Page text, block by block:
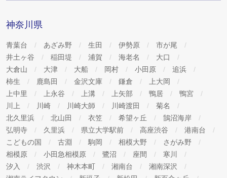
6. 弊社は、ご提出いただいた個人情報に関して、利用目的の
通知の求め、開示、内容の訂正、追加又は削除、利用の停
止、消去の請求について応じます。窓口の連絡先等は以下の
通りです。
《株式会社臨海 個人情報問い合わせ窓口》
 個人情報管理統括責任者（業務本部長）宛
住所：〒221-0056 神奈川県横浜市神奈川区金港町8-8
電話：045-441-3759 FAX：045-451-5149
 お客様窓口
住所：〒221-0056 神奈川県横浜市神奈川区金港町8-8
神奈川県
青葉台 あざみ野 生田 伊勢原
市が尾
井土ヶ谷
稲田堤 浦賀 海老名
大口
大倉山
大津 大船 岡村 小田原
追浜
柿生
鹿島田 金沢文庫 鎌倉
上大岡
上中里
上永谷 上溝 上矢部 鴨居
鴨宮
川上
川崎 川崎大師 川崎渡田
菊名
北久里浜
北山田 衣笠 希望ヶ丘
鵠沼海岸
弘明寺
久里浜 県立大学駅前 高座渋谷
港南台
こどもの国
古淵 駒岡 相模大野
さがみ野
相模原
小田急相模原 鷺沼 座間
寒川
汐入
渋沢 神木本町 湘南台
湘南深沢